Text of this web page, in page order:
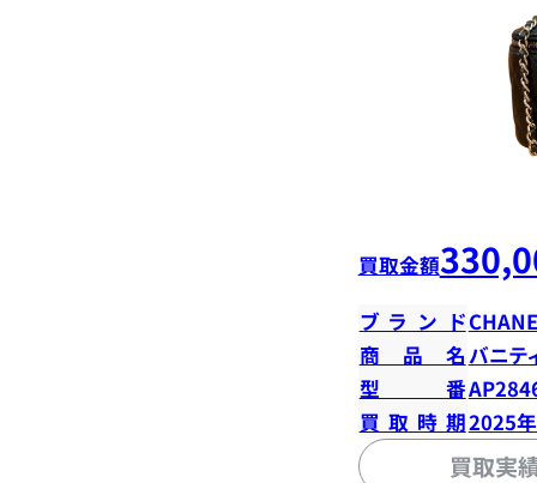
買取金額
ブランド
商品名バニテ
型番
買取時期2025
買取実